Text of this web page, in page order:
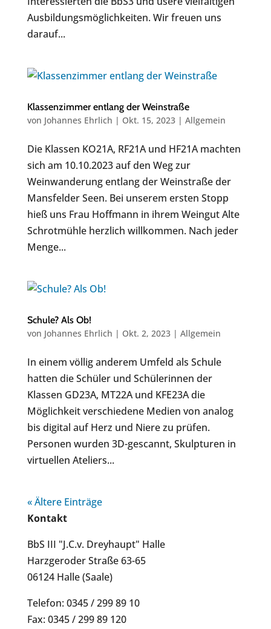
Ausbildungsmöglichkeiten. Wir freuen uns
darauf...
Klassenzimmer entlang der Weinstraße
von Johannes Ehrlich | Okt. 15, 2023| Allgemein
Die Klassen KO21A, RF21A und HF21A machten
sich am 10.10.2023 auf den Weg zur
Weinwanderung entlang der Weinstraße der
Mansfelder Seen. Bei unserem ersten Stopp
hieß uns Frau Hoffmann in ihrem Weingut Alte
Schrotmühle herzlich willkommen. Nach jeder
Menge...
Schule? Als Ob!
von Johannes Ehrlich | Okt. 2, 2023| Allgemein
In einem völlig anderem Umfeld als Schule
hatten die Schüler und Schülerinnen der
Klassen GD23A, MT22A und KFE23A die
Möglichkeit verschiedene Medien von analog
bis digital auf Herz und Niere zu prüfen.
Personen wurden 3D-gescannt, Skulpturen in
virtuellen Ateliers...
« Ältere Einträge
Kontakt
BbS III "J.C.v. Dreyhaupt" Halle
Harzgeroder Straße 63-65
06124 Halle (Saale)
Telefon: 0345 / 299 89 10
Fax: 0345 / 299 89 120